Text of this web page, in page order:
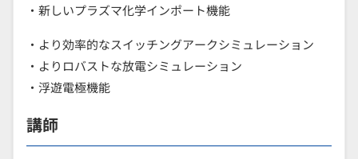
・新しいプラズマ化学インポート機能
・より効率的なスイッチングアークシミュレーション
・よりロバストな放電シミュレーション
・浮遊電極機能
講師